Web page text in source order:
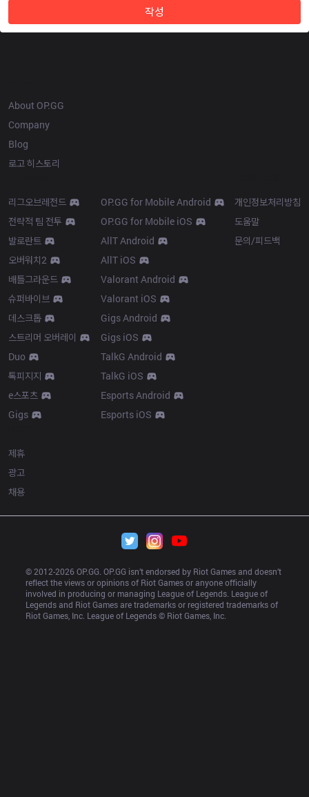
작성
About OP.GG
Company
Blog
로고 히스토리
리그오브레전드
전략적 팀 전투
발로란트
오버워치2
배틀그라운드
슈퍼바이브
데스크톱
스트리머 오버레이
Duo
톡피지지
e스포츠
Gigs
OP.GG for Mobile Android
OP.GG for Mobile iOS
AllT Android
AllT iOS
Valorant Android
Valorant iOS
Gigs Android
Gigs iOS
TalkG Android
TalkG iOS
Esports Android
Esports iOS
개인정보처리방침
도움말
문의/피드백
제휴
광고
채용
© 2012-2026 OP.GG. OP.GG isn’t endorsed by Riot Games and doesn’t
reflect the views or opinions of Riot Games or anyone officially
involved in producing or managing League of Legends. League of
Legends and Riot Games are trademarks or registered trademarks of
Riot Games, Inc. League of Legends © Riot Games, Inc.